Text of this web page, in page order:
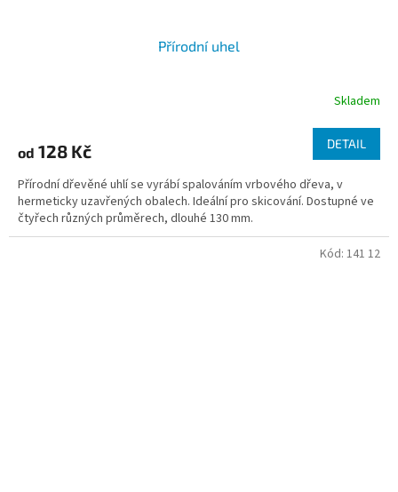
Přírodní uhel
Skladem
od 128 Kč DETAIL
Přírodní dřevěné uhlí se vyrábí spalováním vrbového dřeva, v
hermeticky uzavřených obalech. Ideální pro skicování. Dostupné ve
čtyřech různých průměrech, dlouhé 130 mm.
Kód: 141 12